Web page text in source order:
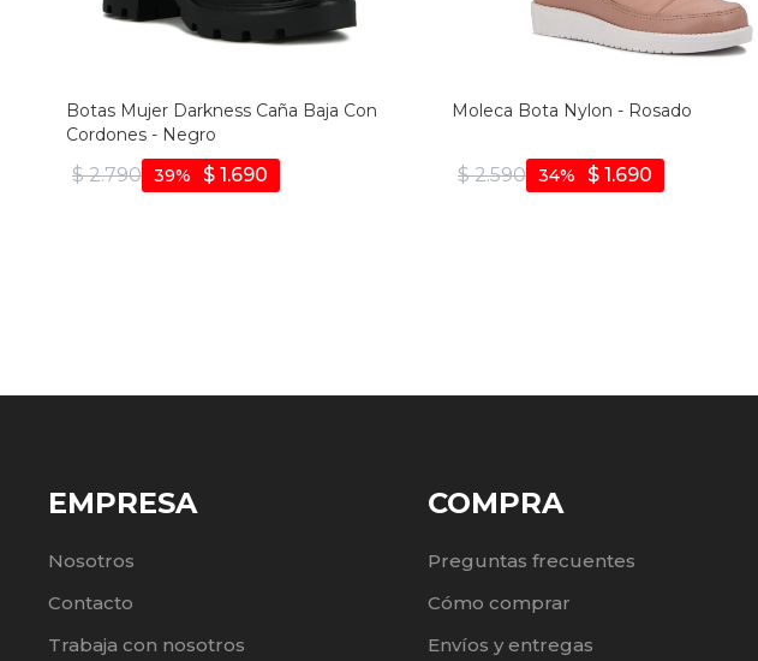
Botas Mujer Darkness Caña Baja Con
Cordones - Negro
$ 2.790 $ 1.690
39
Moleca Bota Nylon - Rosado
$ 2.590 $ 1.690
34
EMPRESA
Nosotros
Contacto
Trabaja con nosotros
COMPRA
Preguntas frecuentes
Cómo comprar
Envíos y entregas